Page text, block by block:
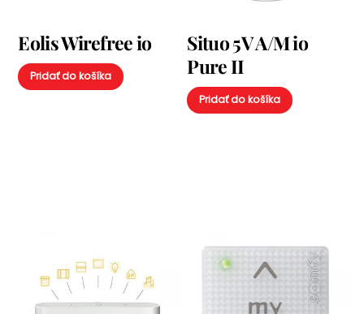
Eolis Wirefree io
Pridať do košíka
Situo 5V A/M io
Pure II
Pridať do košíka